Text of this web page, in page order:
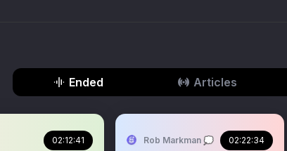
Ended Articles
02:12:41 Rob Markman 💭 02:22:34